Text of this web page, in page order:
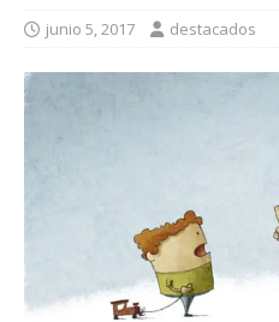
junio 5, 2017 destacados